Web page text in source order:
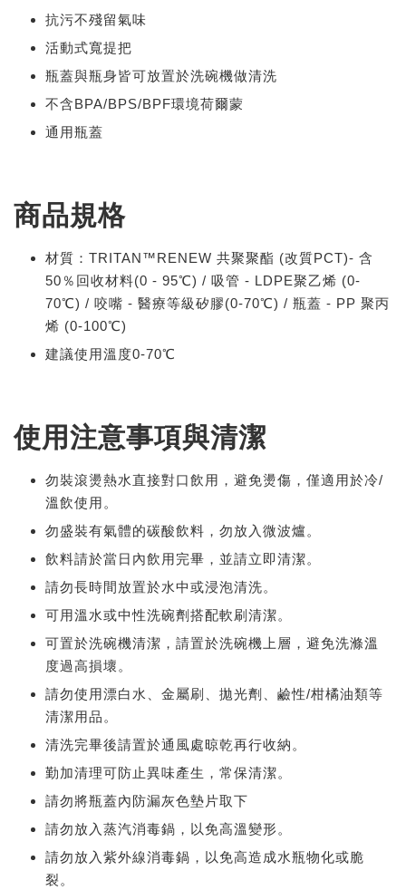
抗污不殘留氣味
活動式寬提把
瓶蓋與瓶身皆可放置於洗碗機做清洗
不含BPA/BPS/BPF環境荷爾蒙
通用瓶蓋
商品規格
材質：TRITAN™RENEW 共聚聚酯 (改質PCT)- 含
50％回收材料(0 - 95℃) / 吸管 - LDPE聚乙烯 (0-
70℃) / 咬嘴 - 醫療等級矽膠(0-70℃) / 瓶蓋 - PP 聚丙
烯 (0-100℃)
建議使用溫度0-70℃
使用注意事項與清潔
勿裝滾燙熱水直接對口飲用，避免燙傷，僅適用於冷/
溫飲使用。
勿盛裝有氣體的碳酸飲料，勿放入微波爐。
飲料請於當日內飲用完畢，並請立即清潔。
請勿長時間放置於水中或浸泡清洗。
可用溫水或中性洗碗劑搭配軟刷清潔。
可置於洗碗機清潔，請置於洗碗機上層，避免洗滌溫
度過高損壞。
請勿使用漂白水、金屬刷、拋光劑、鹼性/柑橘油類等
清潔用品。
清洗完畢後請置於通風處晾乾再行收納。
勤加清理可防止異味產生，常保清潔。
請勿將瓶蓋內防漏灰色墊片取下
請勿放入蒸汽消毒鍋，以免高溫變形。
請勿放入紫外線消毒鍋，以免高造成水瓶物化或脆
裂。